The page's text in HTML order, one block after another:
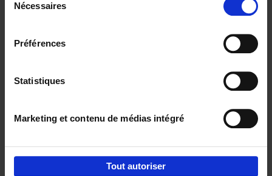
Nécessaires
Préférences
Statistiques
Marketing et contenu de médias intégré
Tout autoriser
Digital marketing like a PRO -
completely revised edition (EN)